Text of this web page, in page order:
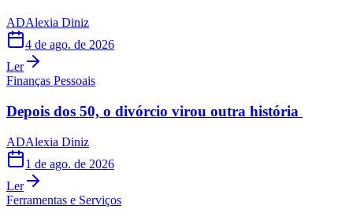
ADAlexia Diniz
4 de ago. de 2026
Ler
Finanças Pessoais
Depois dos 50, o divórcio virou outra história
ADAlexia Diniz
1 de ago. de 2026
Ler
Ferramentas e Serviços